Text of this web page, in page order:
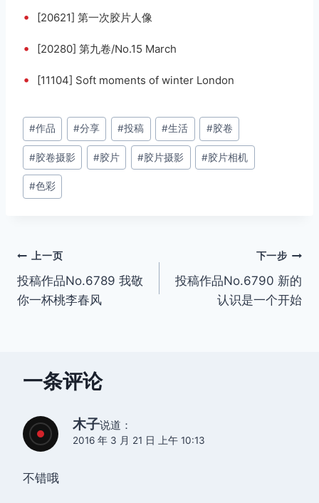
• [20621] 第一次胶片人像
• [20280] 第九卷/No.15 March
• [11104] Soft moments of winter London
文
章
标
签：
#作品 #分享 #投稿 #生活 #胶卷
#胶卷摄影 #胶片 #胶片摄影 #胶片相机
#色彩
文
章
上一页
投稿作品No.6789 我敬
你一杯桃李春风
下一步
投稿作品No.6790 新的
认识是一个开始
一条评论
木子说道：
2016 年 3 月 21 日 上午 10:13
不错哦